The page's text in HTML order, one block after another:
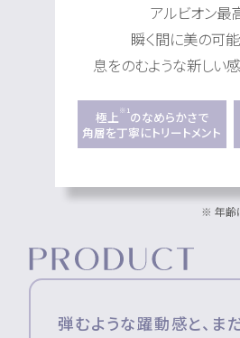
アルビオン最
瞬く間に美の可
息をのむような新しい
極上※1のなめらかさで
角層を丁寧にトリートメント
※ 年齢
弾むような躍動感と、ま